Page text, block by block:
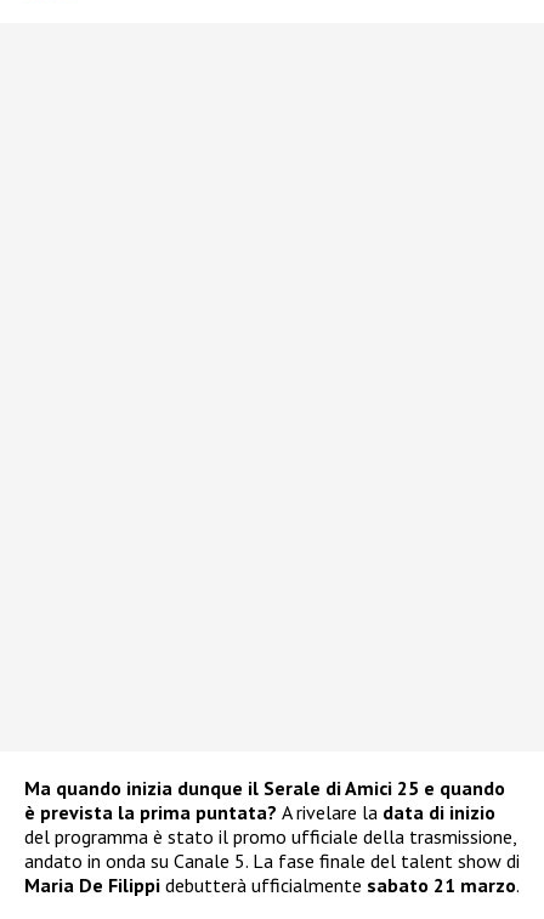
Ma quando inizia dunque il Serale di Amici 25 e quando
è prevista la prima puntata? A rivelare la data di inizio
del programma è stato il promo ufficiale della trasmissione,
andato in onda su Canale 5. La fase finale del talent show di
Maria De Filippi debutterà ufficialmente sabato 21 marzo.